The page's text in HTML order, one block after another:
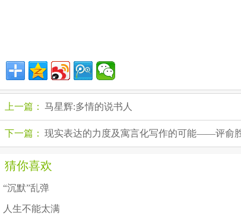
上一篇： 马星辉:多情的说书人
下一篇： 现实表达的力度及寓言化写作的可能——评俞
猜你喜欢
“沉默”乱弹
人生不能太满